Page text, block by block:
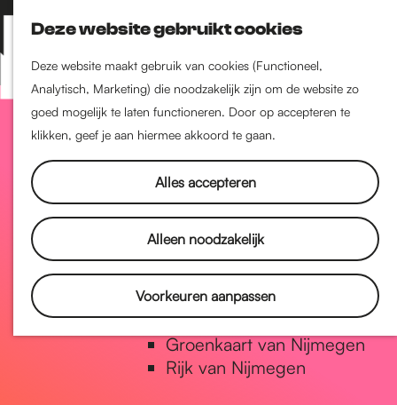
Deze website gebruikt cookies
Deze website maakt gebruik van cookies (Functioneel,
Analytisch, Marketing) die noodzakelijk zijn om de website zo
goed mogelijk te laten functioneren. Door op accepteren te
klikken, geef je aan hiermee akkoord te gaan.
Alles accepteren
Alleen noodzakelijk
Voorkeuren aanpassen
Z
o
e
k
e
K
a
a
r
t
M
e
n
Nijmegen-Nieuw-West
Nijmegen-Oud-West
Dukenburg
Lindenholt
Historie
De oudste stad van
Nederland
Historische tijdlijn
Romeinse Limes
Vrede van Nijmegen Penning
Natuur in Nijmegen
Groenkaart van Nijmegen
Rijk van Nijmegen